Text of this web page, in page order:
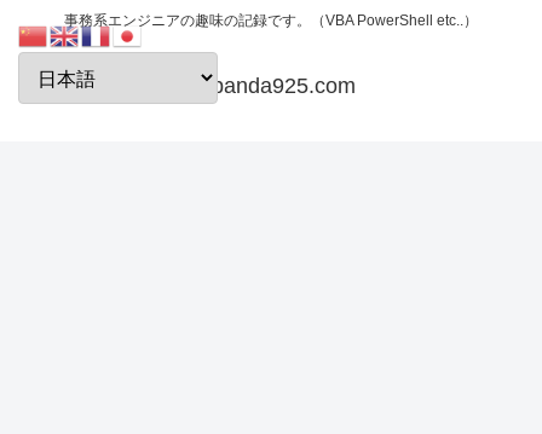
事務系エンジニアの趣味の記録です。（VBA PowerShell etc..）
papanda925.com